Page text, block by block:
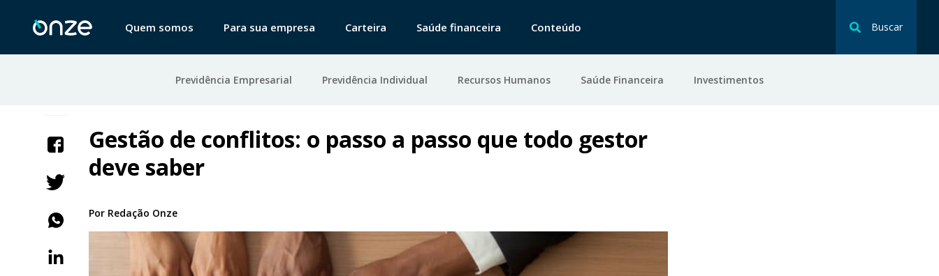
Buscar
Quem somos Para sua empresa Carteira Saúde financeira Conteúdo
Previdência Empresarial Previdência Individual Recursos Humanos Saúde Financeira Investimentos
Gestão de conflitos: o passo a passo que todo gestor
deve saber
Por Redação Onze